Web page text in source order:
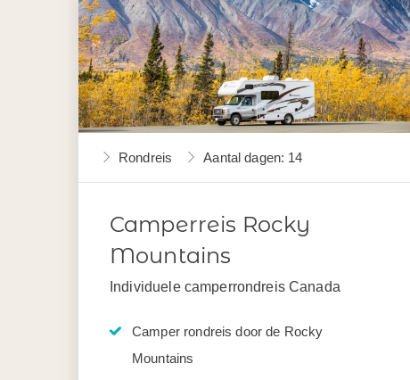
Rondreis Aantal dagen: 14
Camperreis Rocky
Mountains
Individuele camperrondreis Canada
Camper rondreis door de Rocky
Mountains